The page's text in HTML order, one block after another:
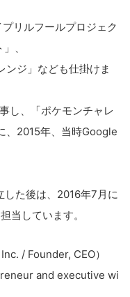
リルフールプロジェク
、
ンジ」なども仕掛けま
し、「ポケモンチャレ
、2015年、当時Google
た後は、2016年7月に
当しています。
/ Founder, CEO）
and executive wi